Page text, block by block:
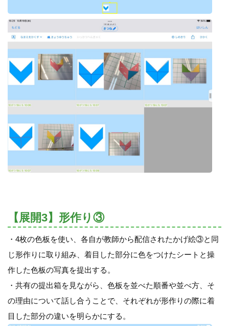
【展開3】形作り③
・4枚の色板を使い、各自が教師から配信されたかげ絵③と同
じ形作りに取り組み、着目した部分に色をつけたシートと操
作した色板の写真を提出する。
・共有の提出箱を見ながら、色板を並べた順番や並べ方、そ
の理由について話し合うことで、それぞれが形作りの際に着
目した部分の違いを明らかにする。